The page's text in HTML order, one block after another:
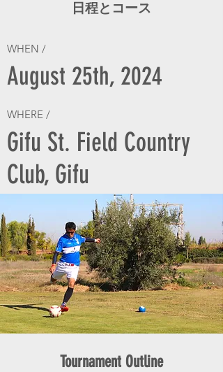
日程とコース
WHEN /
August 25th, 2024
WHERE /
Gifu St. Field Country
Club, Gifu
Tournament Outline